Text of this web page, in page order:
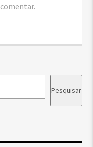
Pesquisar